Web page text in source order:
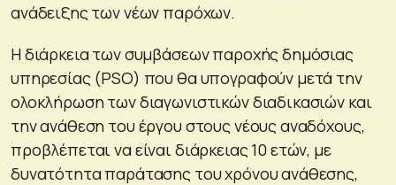
ανάδειξης των νέων παρόχων.
Η διάρκεια των συμβάσεων παροχής δημόσιας
υπηρεσίας (PSO) που θα υπογραφούν μετά την
ολοκλήρωση των διαγωνιστικών διαδικασιών και
την ανάθεση του έργου στους νέους αναδόχους,
προβλέπεται να είναι διάρκειας 10 ετών, με
δυνατότητα παράτασης του χρόνου ανάθεσης,